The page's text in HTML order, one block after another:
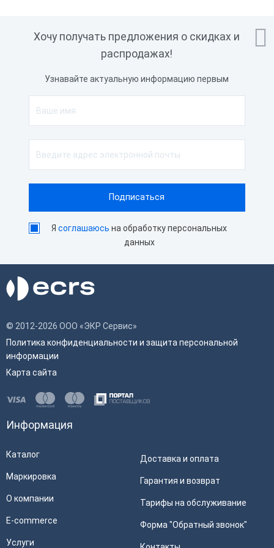

Хочу получать предложения о скидках и
распродажах!
Узнавайте актуальную информацию первым
Ясоглашаюсь на обработку персональных
данных
© 2012-2026 ООО «ЭКР Сервис»
Политика конфиденциальности и защита персональной
информации
Карта сайта
Информация
Каталог
Маркировка
О компании
E-commerce
Услуги
Доставка и оплата
Гарантия и возврат
Тарифы на обслуживание
Форма "Обратный звонок"